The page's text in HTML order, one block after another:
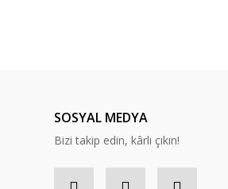
SOSYAL MEDYA
Bizi takip edin, kârlı çıkın!